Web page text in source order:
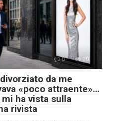
0 20
da me
«poco attraente»…
ha vista sulla
rivista